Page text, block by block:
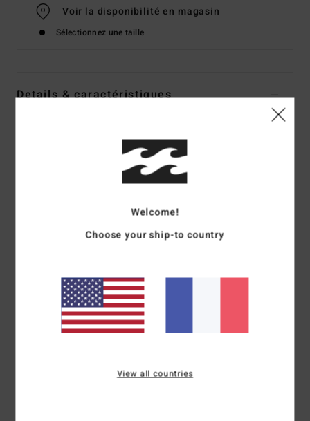
Voir la disponibilité en magasin
Sélectionnez une taille
Details & caractéristiques
Code couleur
10"/25,4 cm, Entrejambe : 2"/5 cm
Fermeture éclair avec fermeture à braguette, Conception
Bords bruts, ourlet effiloché
Composition[Matière principale] 100% coton
Traçabilité du produit (Loi Agec)
Welcome!
Choose your ship-to country
View all countries